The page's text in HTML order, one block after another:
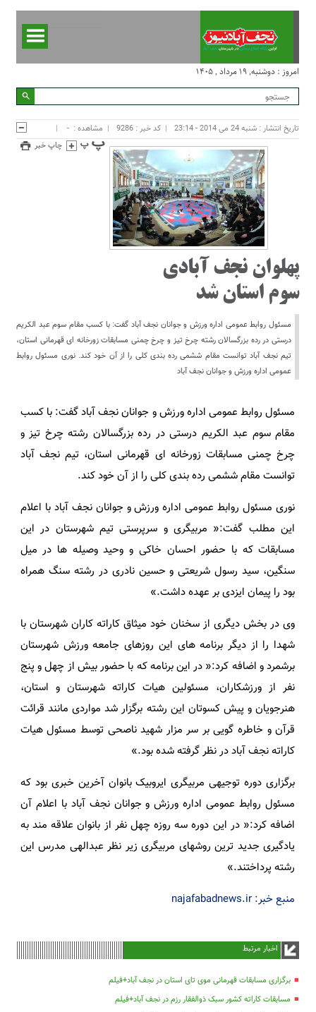
امروز : دوشنبه, ۱۹ مرداد , ۱۴۰۵
تاریخ انتشار : شنبه 24 می 2014 - 23:14 کد خبر : 9286 مشاهده : -
چاپ خبر
پهلوان نجف آبادی
سوم استان شد
مسئول روابط عمومی اداره ورزش و جوانان نجف آباد گفت: با کسب مقام سوم عبد الکریم
درستی در رده بزرگسالان رشته چرخ تیز و چرخ چمنی مسابقات زورخانه ای قهرمانی استان،
تیم نجف آباد توانست مقام ششمی رده بندی کلی را از آن خود کند. نوری مسئول روابط
عمومی اداره ورزش و جوانان نجف آباد
مسئول روابط عمومی اداره ورزش و جوانان نجف آباد گفت: با کسب
مقام سوم عبد الکریم درستی در رده بزرگسالان رشته چرخ تیز و
چرخ چمنی مسابقات زورخانه ای قهرمانی استان، تیم نجف آباد
توانست مقام ششمی رده بندی کلی را از آن خود کند.
نوری مسئول روابط عمومی اداره ورزش و جوانان نجف آباد با اعلام
این مطلب گفت:« مربیگری و سرپرستی تیم شهرستان در این
مسابقات که با حضور احسان خاکی و وحید وصیله ها در میل
سنگین، سید رسول شریعتی و حسین نادری در رشته سنگ همراه
بود را پیمان ایزدی بر عهده داشت.»
وی در بخش دیگری از سخنان خود میثاق کاراته کاران شهرستان با
شهدا را از دیگر برنامه های این روزهای جامعه ورزش شهرستان
برشمرد و اضافه کرد:« در این برنامه که با حضور بیش از چهل و پنج
نفر از ورزشکاران، مسئولین هیات کاراته شهرستان و استان،
هنرجویان و پیش کسوتان این رشته برگزار شد مواردی مانند قرائت
قرآن و خاطره گویی بر سر مزار شهید ناصحی توسط مسئول هیات
کاراته نجف آباد در نظر گرفته شده بود.»
برگزاری دوره توجیهی مربیگری ایروبیک بانوان آخرین خبری بود که
مسئول روابط عمومی اداره ورزش و جوانان نجف آباد با اعلام آن
اضافه کرد:« در این دوره سه روزه چهل نفر از بانوان علاقه مند به
یادگیری جدید ترین روشهای مربیگری زیر نظر عبدالهی مدرس این
رشته پرداختند.»
منبع خبر: najafabadnews.ir
اخبار مرتبط
برگزاری مسابقات قهرمانی موی تای استان در نجف آباد+فیلم
مسابقات کاراته کشور سبک ذوالفقار رزم در نجف آباد+فیلم